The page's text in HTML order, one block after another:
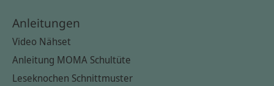
Anleitungen
Video Nähset
Anleitung MOMA Schultüte
Leseknochen Schnittmuster